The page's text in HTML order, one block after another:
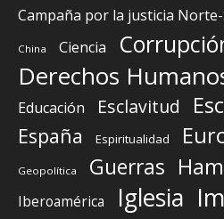
Campaña por la justicia
China Ciencia
Derechos
Educación Esclavitud
España Espiritualidad
Geopolítica Guerras
Iberoamérica Iglesia